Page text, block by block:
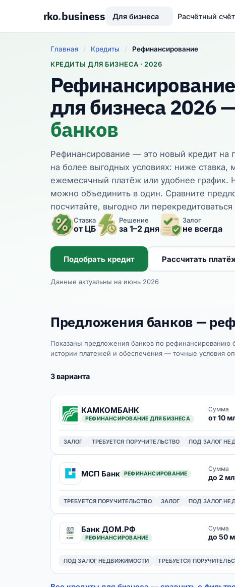
rko.business Для бизнеса Расчётный счёт
Главная / Кредиты /
Рефинансирование
КРЕДИТЫ ДЛЯ БИЗНЕСА · 2026
для бизнеса 2026 —
банков
Рефинансирование — это новый кредит на
на более выгодных условиях: ниже ставка,
ежемесячный платёж или удобнее график.
можно объединить в один. Сравните
посчитайте, выгодно ли
Ставка
от ЦБ
Решение
за 1–2 дня
Залог
не всегда
Подобрать кредит Рассчитать
Данные актуальны на июнь 2026
Предложения банков —
Показаны предложения банков по рефинансированию
истории платежей и обеспечения — точные условия
3 варианта
КАМКОМБАНК
РЕФИНАНСИРОВАНИЕ ДЛЯ БИЗНЕСА
Сумма
от 10
ЗАЛОГ ТРЕБУЕТСЯ ПОРУЧИТЕЛЬСТВО ПОД ЗАЛОГ
МСП Банк РЕФИНАНСИРОВАНИЕ
Сумма
до 2
ТРЕБУЕТСЯ ПОРУЧИТЕЛЬСТВО ЗАЛОГ ПОД ЗАЛОГ
Банк ДОМ.РФ
РЕФИНАНСИ­РОВАНИЕ
Сумма
до 50
ПОД ЗАЛОГ НЕДВИЖИМОСТИ ТРЕБУЕТСЯ